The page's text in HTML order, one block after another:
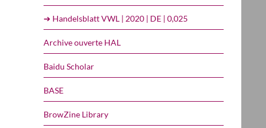
➔ Handelsblatt VWL | 2020 | DE | 0,025
Archive ouverte HAL
Baidu Scholar
BASE
BrowZine Library